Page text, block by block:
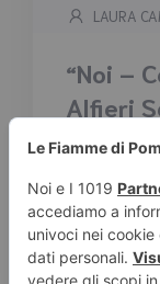
LAURA
“Noi –
Alfieri
Tempo
Trama:
qualche
loro […]